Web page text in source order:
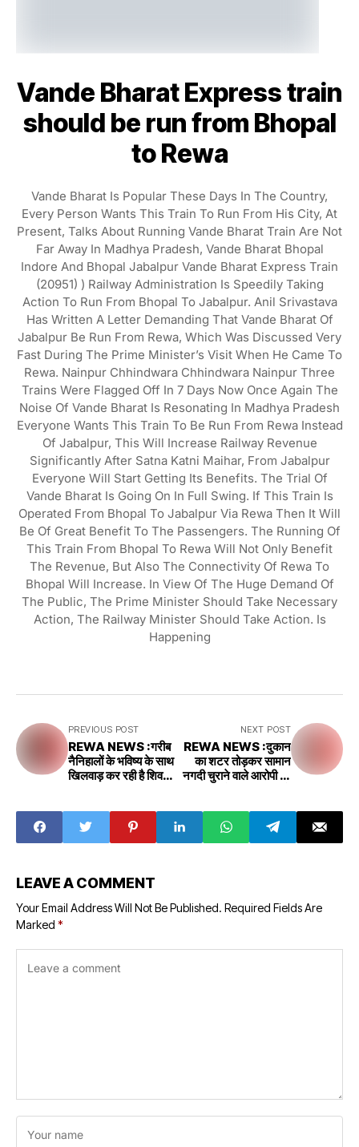
Vande Bharat Express train
should be run from Bhopal
to Rewa
Vande Bharat Is Popular These Days In The Country,
Every Person Wants This Train To Run From His City, At
Present, Talks About Running Vande Bharat Train Are Not
Far Away In Madhya Pradesh, Vande Bharat Bhopal
Indore And Bhopal Jabalpur Vande Bharat Express Train
(20951) ) Railway Administration Is Speedily Taking
Action To Run From Bhopal To Jabalpur. Anil Srivastava
Has Written A Letter Demanding That Vande Bharat Of
Jabalpur Be Run From Rewa, Which Was Discussed Very
Fast During The Prime Minister’s Visit When He Came To
Rewa. Nainpur Chhindwara Chhindwara Nainpur Three
Trains Were Flagged Off In 7 Days Now Once Again The
Noise Of Vande Bharat Is Resonating In Madhya Pradesh
Everyone Wants This Train To Be Run From Rewa Instead
Of Jabalpur, This Will Increase Railway Revenue
Significantly After Satna Katni Maihar, From Jabalpur
Everyone Will Start Getting Its Benefits. The Trial Of
Vande Bharat Is Going On In Full Swing. If This Train Is
Operated From Bhopal To Jabalpur Via Rewa Then It Will
Be Of Great Benefit To The Passengers. The Running Of
This Train From Bhopal To Rewa Will Not Only Benefit
The Revenue, But Also The Connectivity Of Rewa To
Bhopal Will Increase. In View Of The Huge Demand Of
The Public, The Prime Minister Should Take Necessary
Action, The Railway Minister Should Take Action. Is
Happening
PREVIOUS POST
REWA NEWS :गरीब
नैनिहालों के भविष्य के साथ
खिलवाड़ कर रही है शिवराज
NEXT POST
REWA NEWS :दुकान
का शटर तोड़कर सामान
नगदी चुराने वाले आरोपी को
LEAVE A COMMENT
Your Email Address Will Not Be Published. Required Fields Are
Marked *